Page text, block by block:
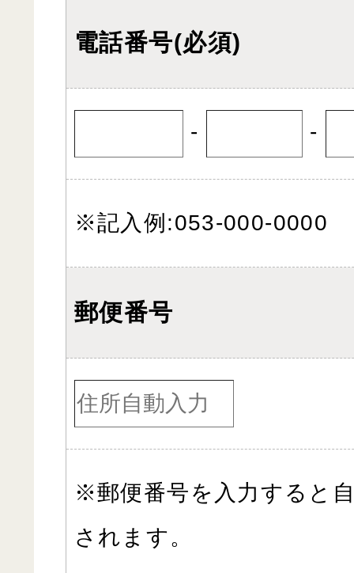
電話番号(必須)
- -
※記入例:053-000-0000
郵便番号
※郵便番号を入力すると
されます。